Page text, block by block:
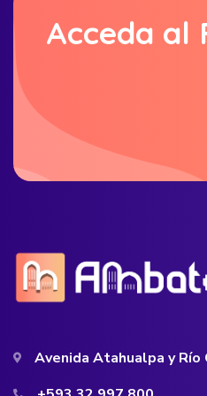
Acceda al
Avenida Atahualpa y Río